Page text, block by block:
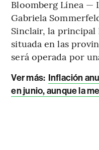
Bloomberg Línea —
Gabriela
Sinclair, la
situada en las
será operada por
Ver más: Inflación
en junio, aunque la